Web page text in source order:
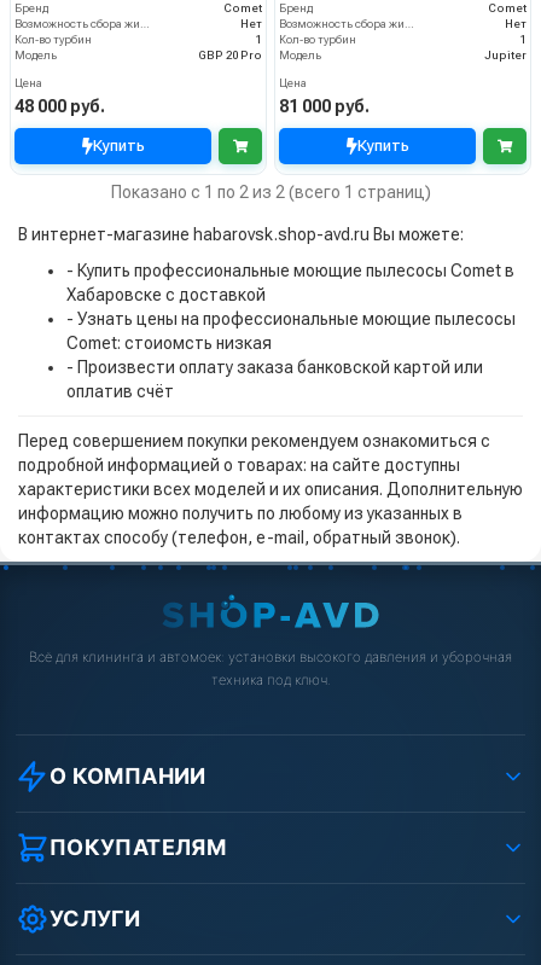
Бренд
Comet
Нет
Кол-во турбин
1
Модель
GBP 20 Pro
Цена
48 000 руб.
Купить
Бренд
Comet
Нет
Кол-во турбин
1
Модель
Jupiter
Цена
81 000 руб.
Купить
Показано с 1 по 2 из 2 (всего 1 страниц)
В интернет-магазине habarovsk.shop-avd.ru Вы можете:
- Купить профессиональные моющие пылесосы Comet в
Хабаровске с доставкой
- Узнать цены на профессиональные моющие пылесосы
Comet: стоиомсть низкая
- Произвести оплату заказа банковской картой или
оплатив счёт
Перед совершением покупки рекомендуем ознакомиться с
подробной информацией о товарах: на сайте доступны
характеристики всех моделей и их описания. Дополнительную
информацию можно получить по любому из указанных в
контактах способу (телефон, e-mail, обратный звонок).
Всё для клининга и автомоек: установки высокого давления и уборочная
техника под ключ.
О КОМПАНИИ
О компании
Реквизиты ООО «Шоп АВД»
Защита данных клиента
Условия соглашения
Вакансии
ПОКУПАТЕЛЯМ
Как заказать?
Оплата
Доставка
УСЛУГИ
Ремонт АВД